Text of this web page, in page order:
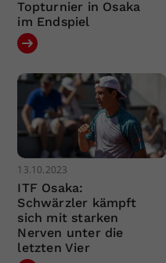
Topturnier in Osaka
im Endspiel
13.10.2023
ITF Osaka:
Schwärzler kämpft
sich mit starken
Nerven unter die
letzten Vier